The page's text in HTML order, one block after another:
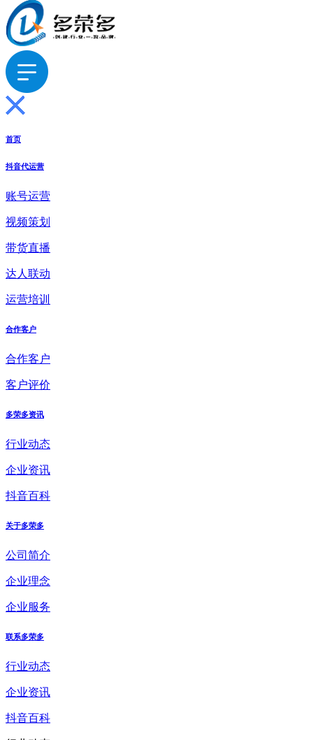
首页
抖音代运营
账号运营
视频策划
带货直播
达人联动
运营培训
合作客户
合作客户
客户评价
多荣多资讯
行业动态
企业资讯
抖音百科
关于多荣多
公司简介
企业理念
企业服务
联系多荣多
行业动态
企业资讯
抖音百科